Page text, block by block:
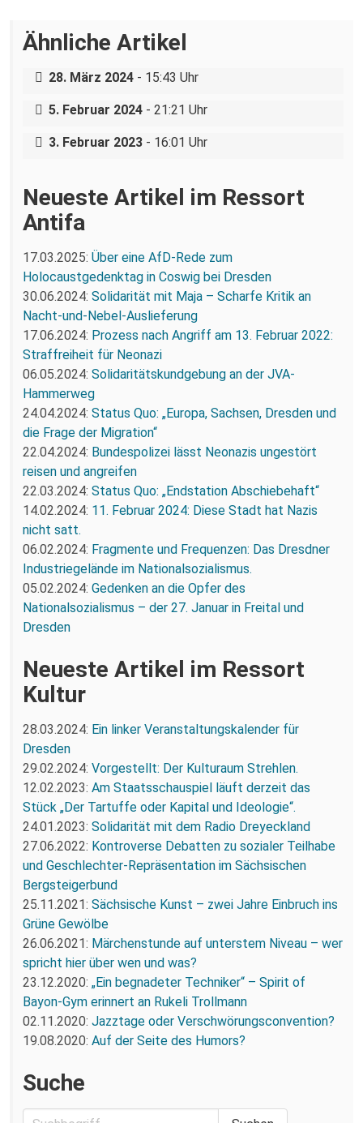
Ähnliche Artikel
Ein linker Veranstaltungskalender für
28. März 2024 - 15:43 Uhr
Gedenken an die Opfer des
Nationalsozialismus – der 27. Januar in
5. Februar 2024 - 21:21 Uhr
Antifaschistische Erinnerungskultur auf
der Straße: Gedenkrundgang am 27.
3. Februar 2023 - 16:01 Uhr
Neueste Artikel im Ressort
Antifa
17.03.2025: Über eine AfD-Rede zum
Holocaustgedenktag in Coswig bei Dresden
30.06.2024: Solidarität mit Maja – Scharfe Kritik an
Nacht-und-Nebel-Auslieferung
17.06.2024: Prozess nach Angriff am 13. Februar 2022:
Straffreiheit für Neonazi
06.05.2024: Solidaritätskundgebung an der JVA-
Hammerweg
24.04.2024: Status Quo: „Europa, Sachsen, Dresden und
die Frage der Migration“
22.04.2024: Bundespolizei lässt Neonazis ungestört
reisen und angreifen
22.03.2024: Status Quo: „Endstation Abschiebehaft“
14.02.2024: 11. Februar 2024: Diese Stadt hat Nazis
nicht satt.
06.02.2024: Fragmente und Frequenzen: Das Dresdner
Industriegelände im Nationalsozialismus.
05.02.2024: Gedenken an die Opfer des
Nationalsozialismus – der 27. Januar in Freital und
Dresden
Neueste Artikel im Ressort
Kultur
28.03.2024: Ein linker Veranstaltungskalender für
Dresden
29.02.2024: Vorgestellt: Der Kulturaum Strehlen.
12.02.2023: Am Staatsschauspiel läuft derzeit das
Stück „Der Tartuffe oder Kapital und Ideologie“.
24.01.2023: Solidarität mit dem Radio Dreyeckland
27.06.2022: Kontroverse Debatten zu sozialer Teilhabe
und Geschlechter-Repräsentation im Sächsischen
Bergsteigerbund
25.11.2021: Sächsische Kunst – zwei Jahre Einbruch ins
Grüne Gewölbe
26.06.2021: Märchenstunde auf unterstem Niveau – wer
spricht hier über wen und was?
23.12.2020: „Ein begnadeter Techniker“ – Spirit of
Bayon-Gym erinnert an Rukeli Trollmann
02.11.2020: Jazztage oder Verschwörungsconvention?
19.08.2020: Auf der Seite des Humors?
Suche